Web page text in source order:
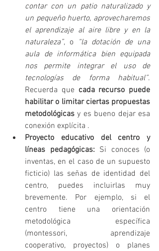
contar con un patio naturalizado y
un pequeño huerto, aprovecharemos
el aprendizaje al aire libre y en la
naturaleza”, o “la dotación de una
aula de informática bien equipada
nos permite integrar el uso de
tecnologías de forma habitual”.
Recuerda que cada recurso puede
habilitar o limitar ciertas propuestas
metodológicas y es bueno dejar esa
conexión explícita .
Proyecto educativo del centro y
líneas pedagógicas: Si conoces (o
inventas, en el caso de un supuesto
ficticio) las señas de identidad del
centro, puedes incluirlas muy
brevemente. Por ejemplo, si el
centro tiene una orientación
metodológica específica
(montessori, aprendizaje
cooperativo, proyectos) o planes